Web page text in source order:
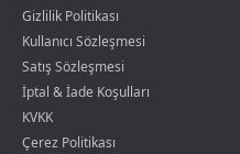
Gizlilik Politikası
Kullanıcı Sözleşmesi
Satış Sözleşmesi
İptal & İade Koşulları
KVKK
Çerez Politikası